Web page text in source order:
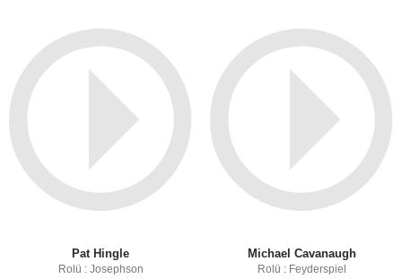
Pat Hingle
Rolü : Josephson
Michael Cavanaugh
Rolü : Feyderspiel